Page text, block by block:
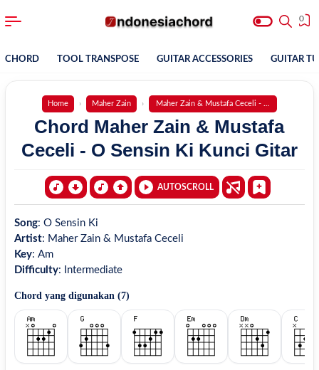
0
CHORD TOOL TRANSPOSE GUITAR ACCESSORIES GUITAR
Home Maher Zain Maher Zain & Mustafa Ceceli - O Sensin Ki
Chord Maher Zain & Mustafa
Ceceli - O Sensin Ki Kunci Gitar
AUTOSCROLL
Song: O Sensin Ki
Artist: Maher Zain & Mustafa Ceceli
Key: Am
Difficulty: Intermediate
Chord yang digunakan (7)